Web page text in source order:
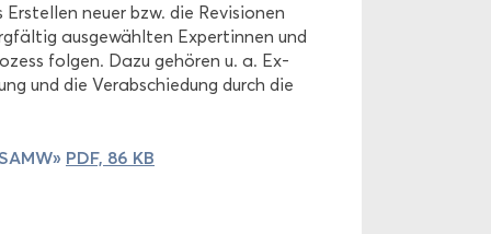
neuer bzw. die Re­vi­sio­nen
aus­ge­wähl­ten Ex­per­tin­nen und
fol­gen. Dazu ge­hö­ren u. a. Ex­
und die Ver­ab­schie­dung durch die
PDF, 86 KB